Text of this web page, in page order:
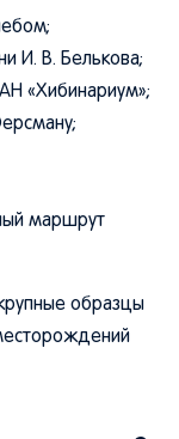
И. В. Белькова;
«Хибинариум»;
маршрут
образцы